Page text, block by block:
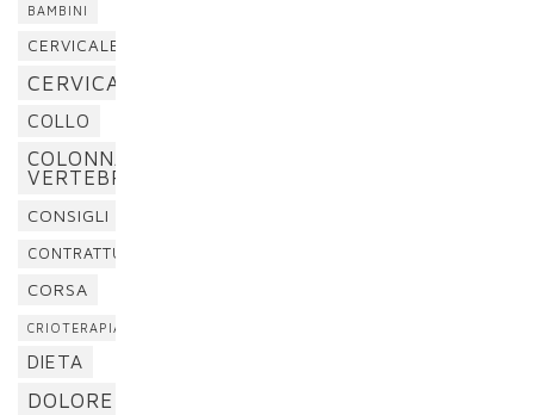
BAMBINI
CERVICALE
CERVICALGIA
COLLO
COLONNA
VERTEBRALE
CONSIGLI
CONTRATTURA
CORSA
CRIOTERAPIA
DIETA
DOLORE